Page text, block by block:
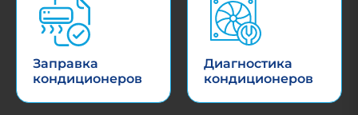
Заправка
кондиционеров
Диагностика
кондиционеров